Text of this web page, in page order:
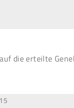
die erteilte